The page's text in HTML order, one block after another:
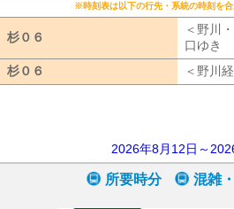
※時刻表は以下の行先・系統の時刻を
杉０６
＜野川
口ゆき
杉０６
＜野川
2026年8月12日～
所要時分 混雑